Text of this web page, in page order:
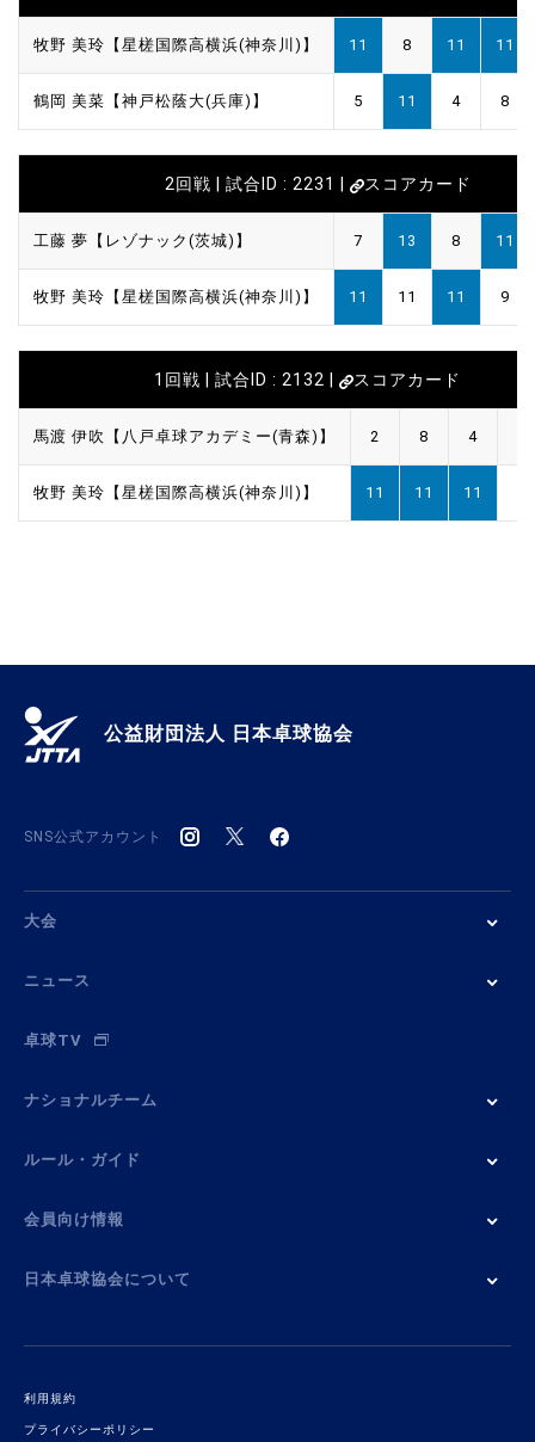
牧野 美玲【星槎国際高横浜(神奈川)】 11 8 11 11
鶴岡 美菜【神戸松蔭大(兵庫)】 5 11 4 8
2回戦 | 試合ID : 2231 | スコアカード
工藤 夢【レゾナック(茨城)】 7 13 8 11
牧野 美玲【星槎国際高横浜(神奈川)】 11 11 11 9
1回戦 | 試合ID : 2132 | スコアカード
馬渡 伊吹【八戸卓球アカデミー(青森)】 2 8 4
牧野 美玲【星槎国際高横浜(神奈川)】 11 11 11
公益財団法人 日本卓球協会
SNS公式アカウント
大会
ニュース
卓球TV
ナショナルチーム
ルール・ガイド
会員向け情報
日本卓球協会について
利用規約
プライバシーポリシー